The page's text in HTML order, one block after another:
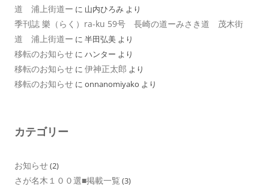
道 浦上街道ー に 山内ひろみ より
季刊誌 樂（らく）ra-ku 59号 長崎の道ーみさき道 茂木街
道 浦上街道ー に 半田弘美 より
移転のお知らせ に ハンター より
移転のお知らせ に 伊神正太郎 より
移転のお知らせ に onnanomiyako より
カテゴリー
お知らせ(2)
さが名木１００選■掲載一覧 (3)